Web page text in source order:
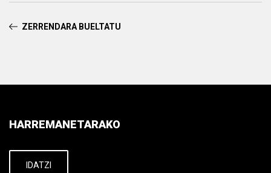
ZERRENDARA BUELTATU
HARREMANETARAKO
IDATZI